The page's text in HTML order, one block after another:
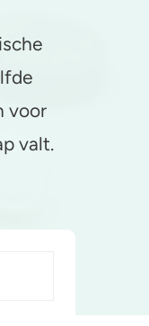
1995
ons een e-mail
voor
valt.